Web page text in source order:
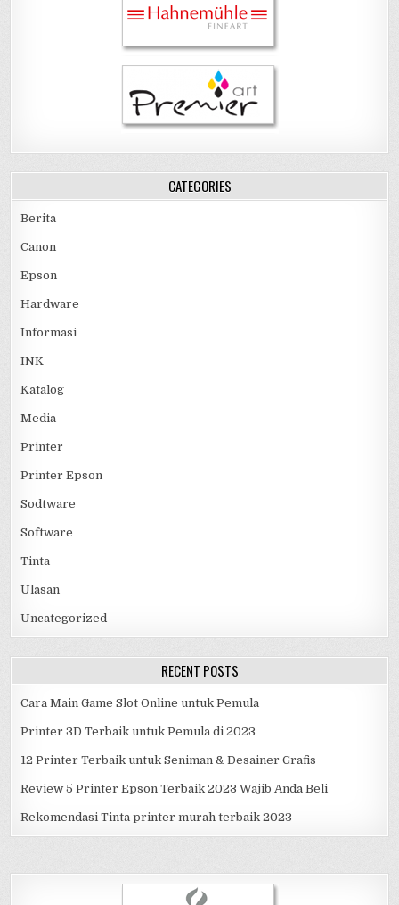
CATEGORIES
Berita
Canon
Epson
Hardware
Informasi
INK
Katalog
Media
Printer
Printer Epson
Sodtware
Software
Tinta
Ulasan
Uncategorized
RECENT POSTS
Cara Main Game Slot Online untuk Pemula
Printer 3D Terbaik untuk Pemula di 2023
12 Printer Terbaik untuk Seniman & Desainer Grafis
Review 5 Printer Epson Terbaik 2023 Wajib Anda Beli
Rekomendasi Tinta printer murah terbaik 2023